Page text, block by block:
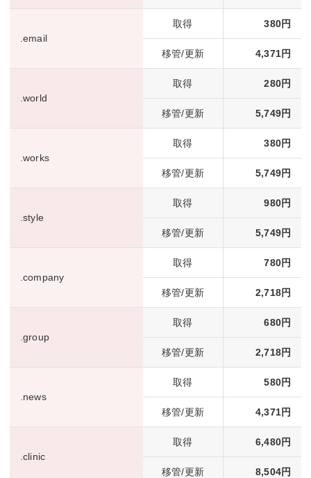
.email
取得 380円
移管/更新 4,371円
.world
取得 280円
移管/更新 5,749円
.works
取得 380円
移管/更新 5,749円
.style
取得 980円
移管/更新 5,749円
.company
取得 780円
移管/更新 2,718円
.group
取得 680円
移管/更新 2,718円
.news
取得 580円
移管/更新 4,371円
.clinic
取得 6,480円
移管/更新 8,504円